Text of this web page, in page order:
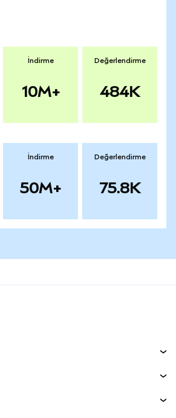
İndirme
10M+
Değerlendirme
484K
İndirme
50M+
Değerlendirme
75.8K